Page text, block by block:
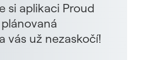
si aplikaci Proud
vás už nezaskočí!